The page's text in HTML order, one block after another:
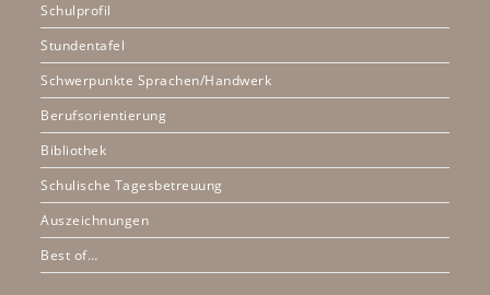
Schulprofil
Stundentafel
Schwerpunkte Sprachen/Handwerk
Berufsorientierung
Bibliothek
Schulische Tagesbetreuung
Auszeichnungen
Best of…